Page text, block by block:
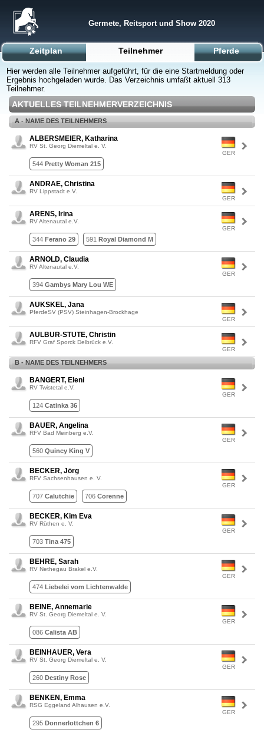
Germete, Reitsport und Show 2020
Zeitplan Teilnehmer Pferde
Hier werden alle Teilnehmer aufgeführt, für die eine Startmeldung oder
Ergebnis hochgeladen wurde. Das Verzeichnis umfaßt aktuell 313
Teilnehmer.
AKTUELLES TEILNEHMERVERZEICHNIS
A - NAME DES TEILNEHMERS
GER
ALBERSMEIER, Katharina
RV St. Georg Diemeltal e. V.
544 Pretty Woman 215
GER
ANDRAE, Christina
RV Lippstadt e.V.
GER
ARENS, Irina
RV Altenautal e.V.
344 Ferano 29 591 Royal Diamond M
GER
ARNOLD, Claudia
RV Altenautal e.V.
394 Gambys Mary Lou WE
GER
AUKSKEL, Jana
PferdeSV (PSV) Steinhagen-Brockhage
GER
AULBUR-STUTE, Christin
RFV Graf Sporck Delbrück e.V.
B - NAME DES TEILNEHMERS
GER
BANGERT, Eleni
RV Twistetal e.V.
124 Catinka 36
GER
BAUER, Angelina
RFV Bad Meinberg e.V.
560 Quincy King V
GER
BECKER, Jörg
RFV Sachsenhausen e. V.
707 Calutchie 706 Corenne
GER
BECKER, Kim Eva
RV Rüthen e. V.
703 Tina 475
GER
BEHRE, Sarah
RV Nethegau Brakel e.V.
474 Liebelei vom Lichtenwalde
GER
BEINE, Annemarie
RV St. Georg Diemeltal e. V.
086 Calista AB
GER
BEINHAUER, Vera
RV St. Georg Diemeltal e. V.
260 Destiny Rose
GER
BENKEN, Emma
RSG Eggeland Alhausen e.V.
295 Donnerlottchen 6